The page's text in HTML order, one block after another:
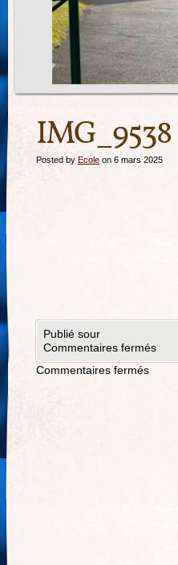
IMG_9538
Posted by Ecole on 6 mars 2025
Publié sour
Commentaires fermés
Commentaires fermés